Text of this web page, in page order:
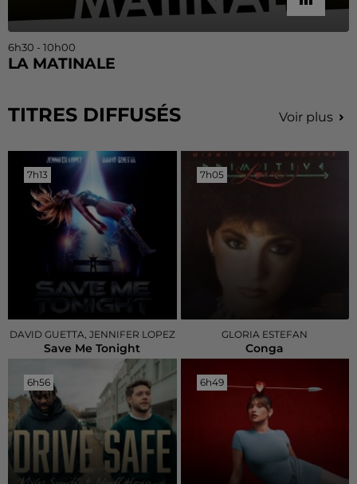
6h30 - 10h00
LA MATINALE
TITRES DIFFUSÉS Voir plus
7h13
7h13
DAVID GUETTA, JENNIFER LOPEZ
Save Me Tonight
7h05
7h05
GLORIA ESTEFAN
Conga
6h56
6h56 6h49
6h49